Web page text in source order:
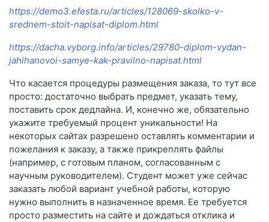
https://demo3.efesta.ru/articles/128069-skolko-v-
srednem-stoit-napisat-diplom.html
https://dacha.vyborg.info/articles/29780-diplom-vydan-
jahihanovoi-samye-kak-pravilno-napisat.html
Что касается процедуры размещения заказа, то тут все
просто: достаточно выбрать предмет, указать тему,
поставить срок дедлайна. И, конечно же, обязательно
укажите требуемый процент уникальности! На
некоторых сайтах разрешено оставлять комментарии и
пожелания к заказу, а также прикреплять файлы
(например, с готовым планом, согласованным с
научным руководителем). Студент может уже сейчас
заказать любой вариант учебной работы, которую
нужно выполнить в назначенное время. Ее требуется
просто разместить на сайте и дождаться отклика и